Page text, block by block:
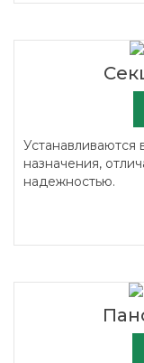
назначения,
надежностью.